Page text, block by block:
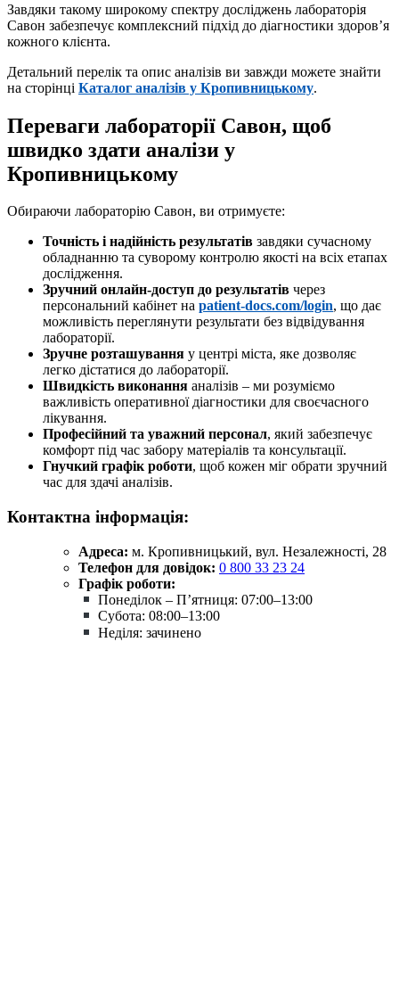
Завдяки такому широкому спектру досліджень лабораторія
Савон забезпечує комплексний підхід до діагностики здоров’я
кожного клієнта.
Детальний перелік та опис аналізів ви завжди можете знайти
на сторінці Каталог аналізів у Кропивницькому.
Переваги лабораторії Савон, щоб
швидко здати аналізи у
Кропивницькому
Обираючи лабораторію Савон, ви отримуєте:
Точність і надійність результатів завдяки сучасному
обладнанню та суворому контролю якості на всіх етапах
дослідження.
Зручний онлайн-доступ до результатів через
персональний кабінет на patient-docs.com/login, що дає
можливість переглянути результати без відвідування
лабораторії.
Зручне розташування у центрі міста, яке дозволяє
легко дістатися до лабораторії.
Швидкість виконання аналізів – ми розуміємо
важливість оперативної діагностики для своєчасного
лікування.
Професійний та уважний персонал, який забезпечує
комфорт під час забору матеріалів та консультації.
Гнучкий графік роботи, щоб кожен міг обрати зручний
час для здачі аналізів.
Контактна інформація:
Адреса: м. Кропивницький, вул. Незалежності, 28
Телефон для довідок: 0 800 33 23 24
Графік роботи:
Понеділок – П’ятниця: 07:00–13:00
Субота: 08:00–13:00
Неділя: зачинено